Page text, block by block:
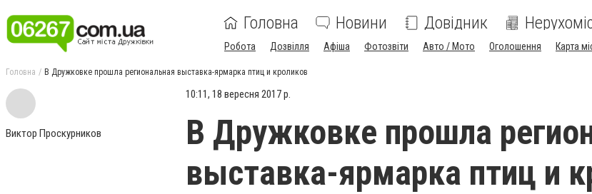
Головна Новини Довідник
Робота Дозвілля Афіша Фотозвіти Авто / Мото Оголошення Карта
Головна В Дружковке прошла региональная выставка-ярмарка птиц и кроликов
Виктор Проскурников
10:11, 18 вересня 2017 р.
В Дружковке прошла
выставка-ярмарка птиц и